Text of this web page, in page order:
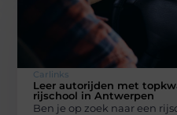
Carlinks
Leer autorijden met
rijschool in Antwerpen
Ben je op zoek naar een